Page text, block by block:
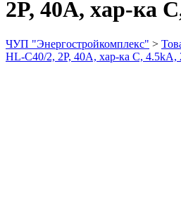
2P, 40A, хар-ка
ЧУП "Энергостройкомплекс" >
HL-C40/2, 2P, 40A, хар-ка C, 4.5kA,